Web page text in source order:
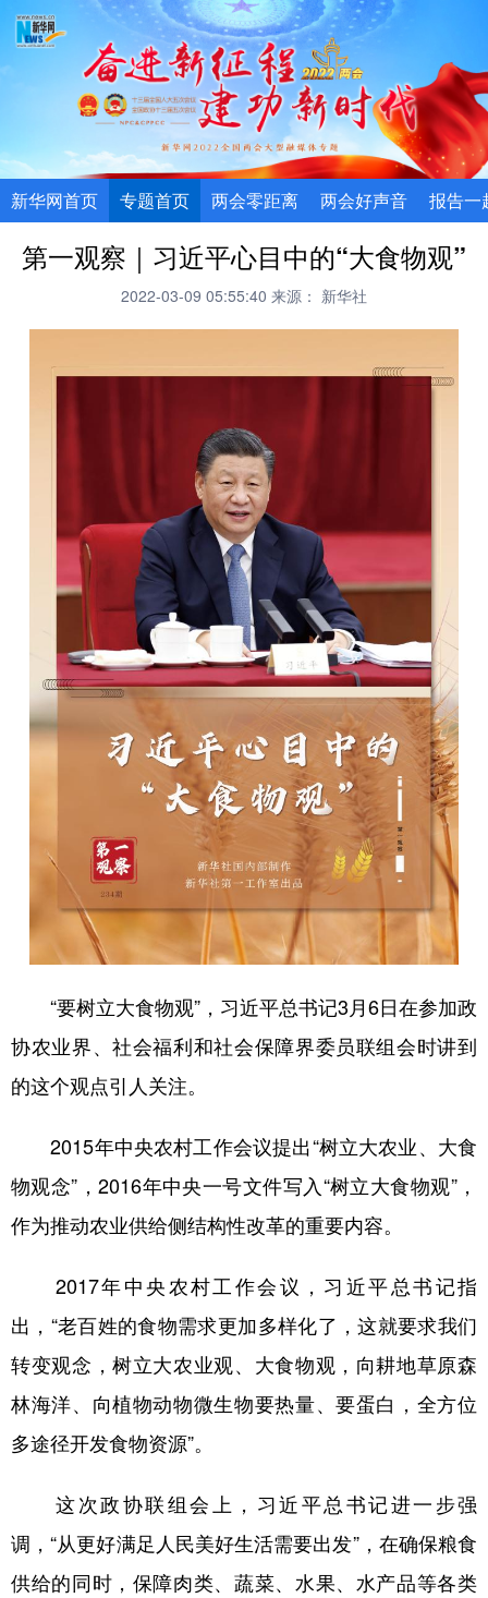
新华网首页 专题首页 两会零距离 两会好声音 报告一
第一观察｜习近平心目中的“大食物观”
2022-03-09 05:55:40 来源： 新华社
“要树立大食物观”，习近平总书记3月6日在参加政
协农业界、社会福利和社会保障界委员联组会时讲到
的这个观点引人关注。
2015年中央农村工作会议提出“树立大农业、大食
物观念”，2016年中央一号文件写入“树立大食物观”，
作为推动农业供给侧结构性改革的重要内容。
2017年中央农村工作会议，习近平总书记指
出，“老百姓的食物需求更加多样化了，这就要求我们
转变观念，树立大农业观、大食物观，向耕地草原森
林海洋、向植物动物微生物要热量、要蛋白，全方位
多途径开发食物资源”。
这次政协联组会上，习近平总书记进一步强
调，“从更好满足人民美好生活需要出发”，在确保粮食
供给的同时，保障肉类、蔬菜、水果、水产品等各类